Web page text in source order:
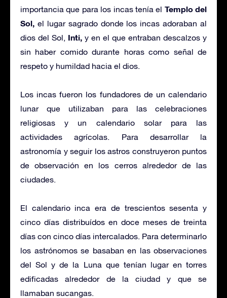
importancia que para los incas tenía el Templo del
Sol, el lugar sagrado donde los incas adoraban al
dios del Sol, Inti, y en el que entraban descalzos y
sin haber comido durante horas como señal de
respeto y humildad hacia el dios.
Los incas fueron los fundadores de un calendario
lunar que utilizaban para las celebraciones
religiosas y un calendario solar para las
actividades agrícolas. Para desarrollar la
astronomía y seguir los astros construyeron puntos
de observación en los cerros alrededor de las
ciudades.
El calendario inca era de trescientos sesenta y
cinco días distribuídos en doce meses de treinta
días con cinco días intercalados. Para determinarlo
los astrónomos se basaban en las observaciones
del Sol y de la Luna que tenían lugar en torres
edificadas alrededor de la ciudad y que se
llamaban sucangas.